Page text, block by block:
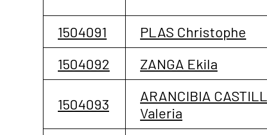
1504091
PLAS Christophe
1504092
ZANGA Ekila
1504093
ARANCIBIA
Valeria